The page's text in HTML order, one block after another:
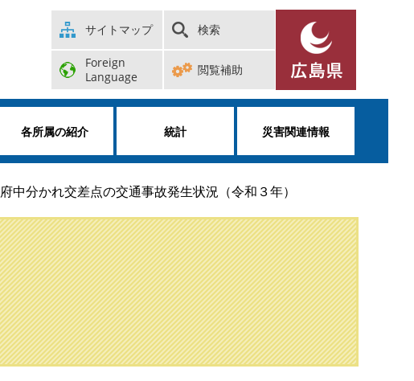
サイトマップ 検索
Foreign
Language
閲覧補助
各所属の紹介 統計 災害関連情報
府中分かれ交差点の交通事故発生状況（令和３年）